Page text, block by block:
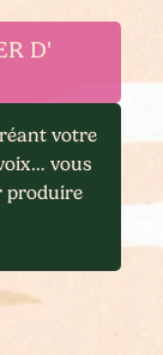
D'
votre
vous
produire